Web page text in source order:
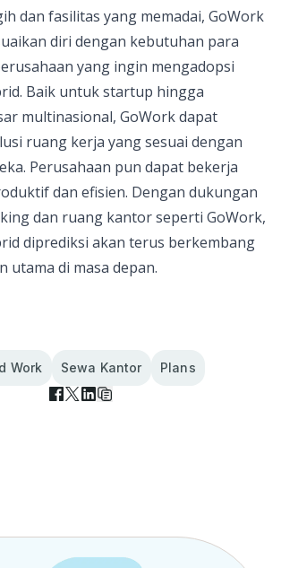
dan fasilitas yang memadai, GoWork
diri dengan kebutuhan para
yang ingin mengadopsi
Baik untuk startup hingga
multinasional, GoWork dapat
ruang kerja yang sesuai dengan
Perusahaan pun dapat bekerja
dan efisien. Dengan dukungan
dan ruang kantor seperti GoWork,
diprediksi akan terus berkembang
utama di masa depan.
Work Sewa Kantor Plans